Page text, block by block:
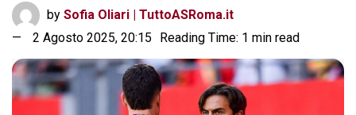
by Sofia Oliari | TuttoASRoma.it
2 Agosto 2025, 20:15
Reading Time: 1 min read